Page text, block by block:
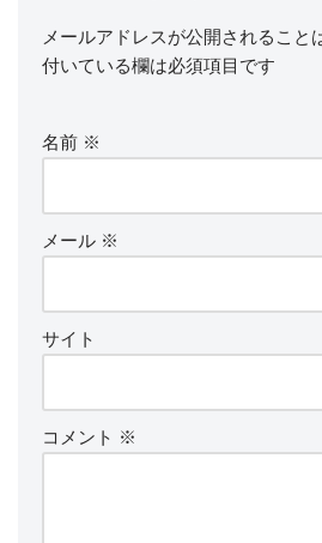
メールアドレスが公開されること
付いている欄は必須項目です
名前 ※
メール ※
サイト
コメント ※